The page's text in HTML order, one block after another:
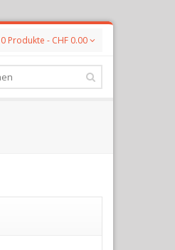
Produkte - CHF 0.00